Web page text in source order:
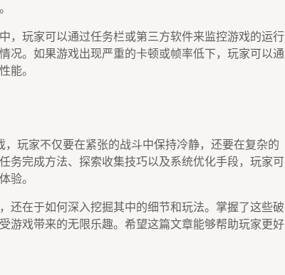
，玩家可以通过任务栏或第三方软件来监控游戏的运行
况。如果游戏出现严重的卡顿或帧率低下，玩家可以通
能。
，玩家不仅要在紧张的战斗中保持冷静，还要在复杂的
务完成方法、探索收集技巧以及系统优化手段，玩家可
验。
还在于如何深入挖掘其中的细节和玩法。掌握了这些破
游戏带来的无限乐趣。希望这篇文章能够帮助玩家更好